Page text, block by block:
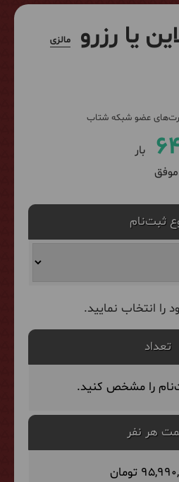
یا رزرو مالزی
عضو شبکه شتاب
بار
موفق
ثبت‌نام
را انتخاب نمایید.
تعداد
را مشخص کنید.
هر نفر